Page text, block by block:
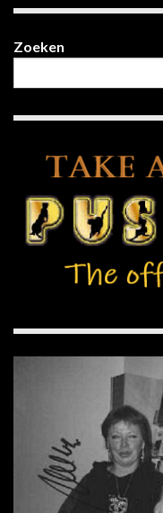
Zoeken